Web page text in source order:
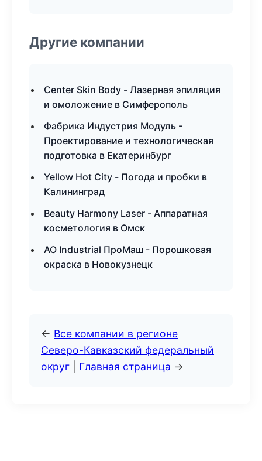
Другие компании
Center Skin Body - Лазерная эпиляция
и омоложение в Симферополь
Фабрика Индустрия Модуль -
Проектирование и технологическая
подготовка в Екатеринбург
Yellow Hot City - Погода и пробки в
Калининград
Beauty Harmony Laser - Аппаратная
косметология в Омск
АО Industrial ПроМаш - Порошковая
окраска в Новокузнецк
← Все компании в регионе
Северо-Кавказский федеральный
округ
Главная страница →